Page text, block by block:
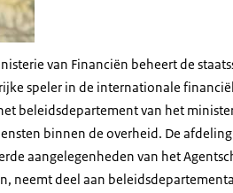
van Financiën beheert de
speler in de internationale
beleidsdepartement van het
binnen de overheid. De
aangelegenheden van het
neemt deel aan